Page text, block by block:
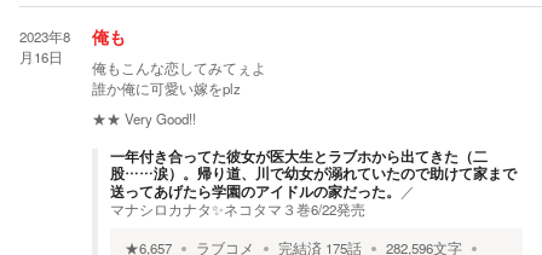
2023年8
月16日
俺も
俺もこんな恋してみてぇよ
誰か俺に可愛い嫁をplz
★★ Very Good!!
一年付き合ってた彼女が医大生とラブホから出てきた（二
股……涙）。帰り道、川で幼女が溺れていたので助けて家まで
送ってあげたら学園のアイドルの家だった。
／
マナシロカナタ✨ネコタマ３巻6/22発売
★6,657 ラブコメ 完結済 175話 282,596文字